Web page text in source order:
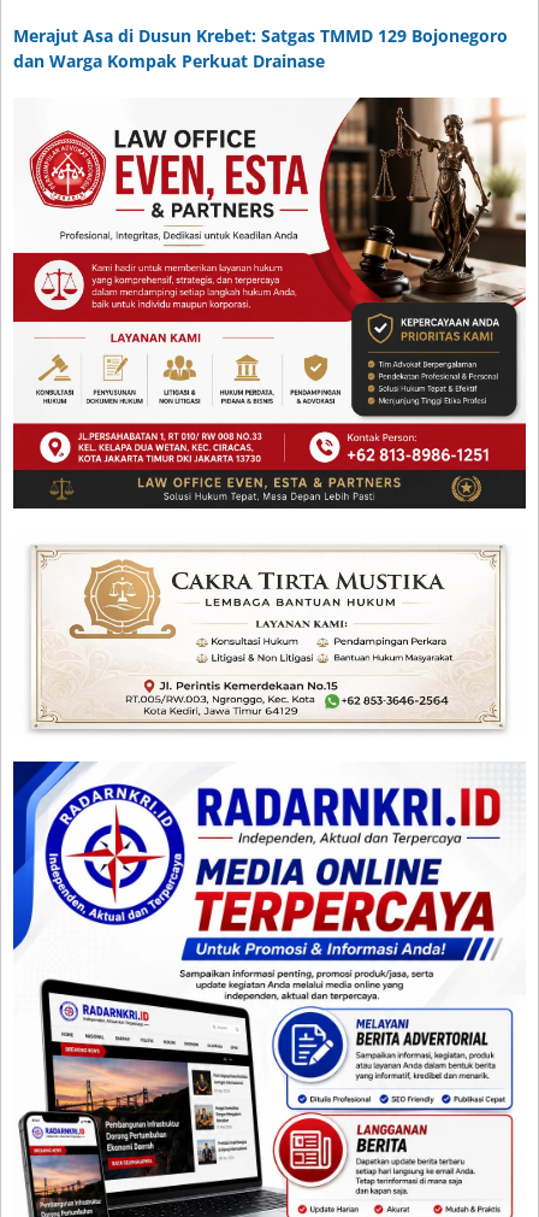
Merajut Asa di Dusun Krebet: Satgas TMMD 129 Bojonegoro
dan Warga Kompak Perkuat Drainase